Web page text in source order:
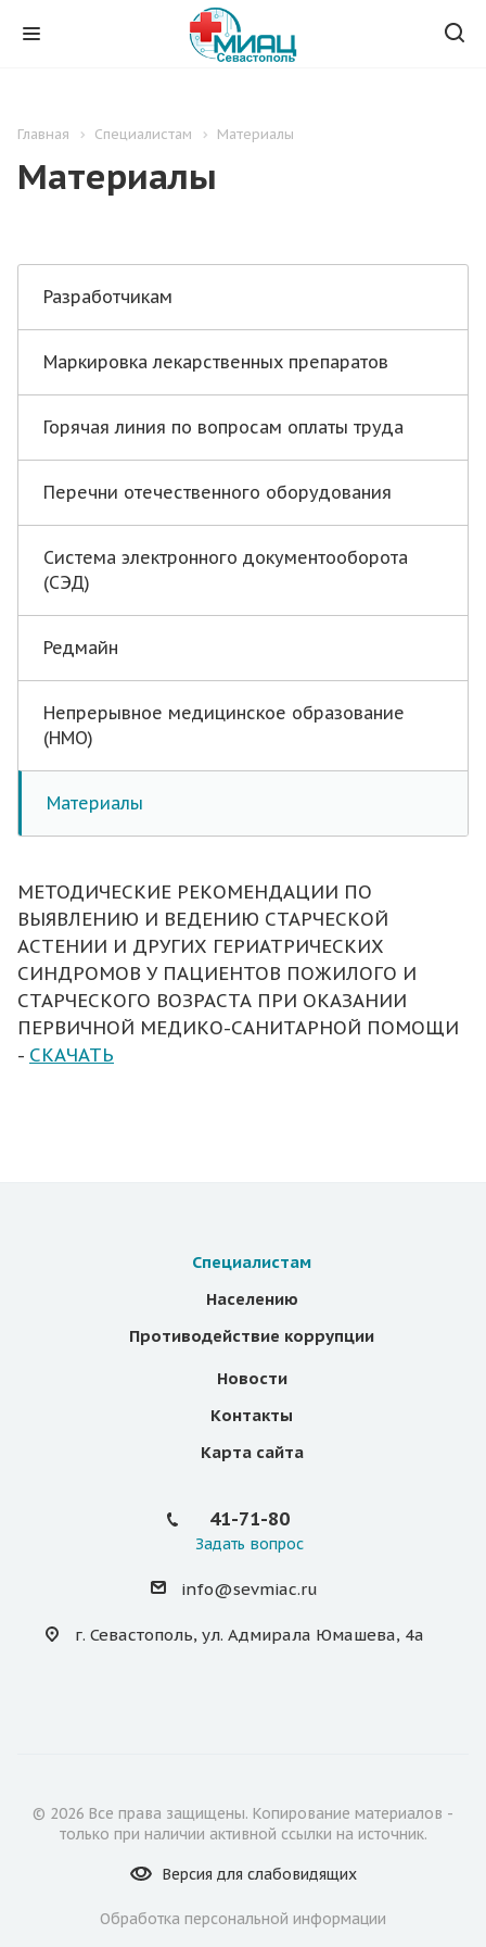
Главная Специалистам Материалы
Материалы
Разработчикам
Маркировка лекарственных препаратов
Горячая линия по вопросам оплаты труда
Перечни отечественного оборудования
Система электронного документооборота
(СЭД)
Редмайн
Непрерывное медицинское образование
(НМО)
Материалы
МЕТОДИЧЕСКИЕ РЕКОМЕНДАЦИИ ПО
ВЫЯВЛЕНИЮ И ВЕДЕНИЮ СТАРЧЕСКОЙ
АСТЕНИИ И ДРУГИХ ГЕРИАТРИЧЕСКИХ
СИНДРОМОВ У ПАЦИЕНТОВ ПОЖИЛОГО И
СТАРЧЕСКОГО ВОЗРАСТА ПРИ ОКАЗАНИИ
ПЕРВИЧНОЙ МЕДИКО-САНИТАРНОЙ ПОМОЩИ
- СКАЧАТЬ
Специалистам
Населению
Противодействие коррупции
Новости
Контакты
Карта сайта
41-71-80
Задать вопрос
info@sevmiac.ru
г. Севастополь, ул. Адмирала Юмашева, 4а
© 2026 Все права защищены. Копирование материалов -
только при наличии активной ссылки на источник.
Версия для слабовидящих
Обработка персональной информации